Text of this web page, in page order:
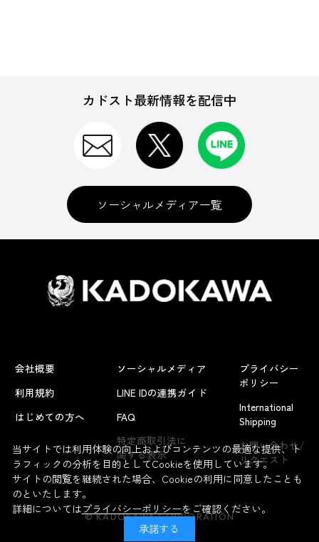
カドスト最新情報を配信中
ソーシャルメディア一覧
会社概要
利用規約
はじめての方へ
ソーシャルメディア
LINE IDの連携ガイド
FAQ
特定商取引法に
関する表示
プライバシー
ポリシー
International
Shipping
お問い合わせ/
リクエスト
© KADOKAWA CORPORATION
当サイトでは利用体験の向上およびコンテンツの最適な提供、ト
ラフィックの分析を目的としてCookieを使用しています。
サイトの閲覧を継続された場合、Cookieの利用に同意したことも
のといたします。
詳細についてはプライバシーポリシーをご確認ください。
承諾する